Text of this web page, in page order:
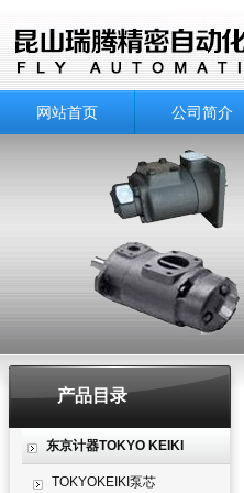
网站首页 公司简介
产品目录
东京计器TOKYO KEIKI
TOKYOKEIKI泵芯